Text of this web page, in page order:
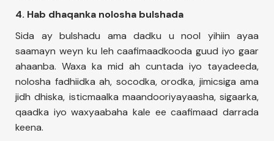
4. Hab dhaqanka nolosha bulshada
Sida ay bulshadu ama dadku u nool yihiin ayaa
saamayn weyn ku leh caafimaadkooda guud iyo gaar
ahaanba. Waxa ka mid ah cuntada iyo tayadeeda,
nolosha fadhiidka ah, socodka, orodka, jimicsiga ama
jidh dhiska, isticmaalka maandooriyayaasha, sigaarka,
qaadka iyo waxyaabaha kale ee caafimaad darrada
keena.